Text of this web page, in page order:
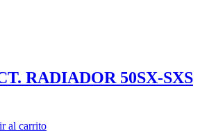
RADIADOR 50SX-SXS
al carrito